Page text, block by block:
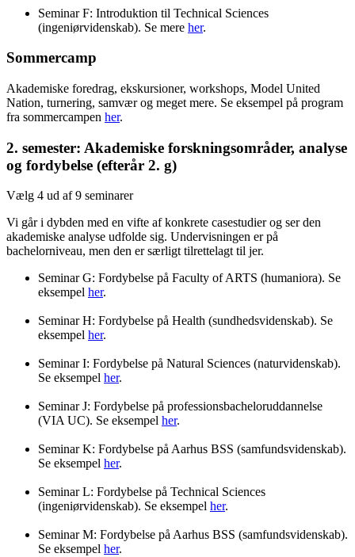
Seminar F: Introduktion til Technical Sciences
(ingeniørvidenskab). Se mere her.
Sommercamp
Akademiske foredrag, ekskursioner, workshops, Model United
Nation, turnering, samvær og meget mere. Se eksempel på program
fra sommercampen her.
2. semester: Akademiske forskningsområder, analyse
og fordybelse (efterår 2. g)
Vælg 4 ud af 9 seminarer
Vi går i dybden med en vifte af konkrete casestudier og ser den
akademiske analyse udfolde sig. Undervisningen er på
bachelorniveau, men den er særligt tilrettelagt til jer.
Seminar G: Fordybelse på Faculty of ARTS (humaniora). Se
eksempel her.
Seminar H: Fordybelse på Health (sundhedsvidenskab). Se
eksempel her.
Seminar I: Fordybelse på Natural Sciences (naturvidenskab).
Se eksempel her.
Seminar J: Fordybelse på professionsbacheloruddannelse
(VIA UC). Se eksempel her.
Seminar K: Fordybelse på Aarhus BSS (samfundsvidenskab).
Se eksempel her.
Seminar L: Fordybelse på Technical Sciences
(ingeniørvidenskab). Se eksempel her.
Seminar M: Fordybelse på Aarhus BSS (samfundsvidenskab).
Se eksempel her.